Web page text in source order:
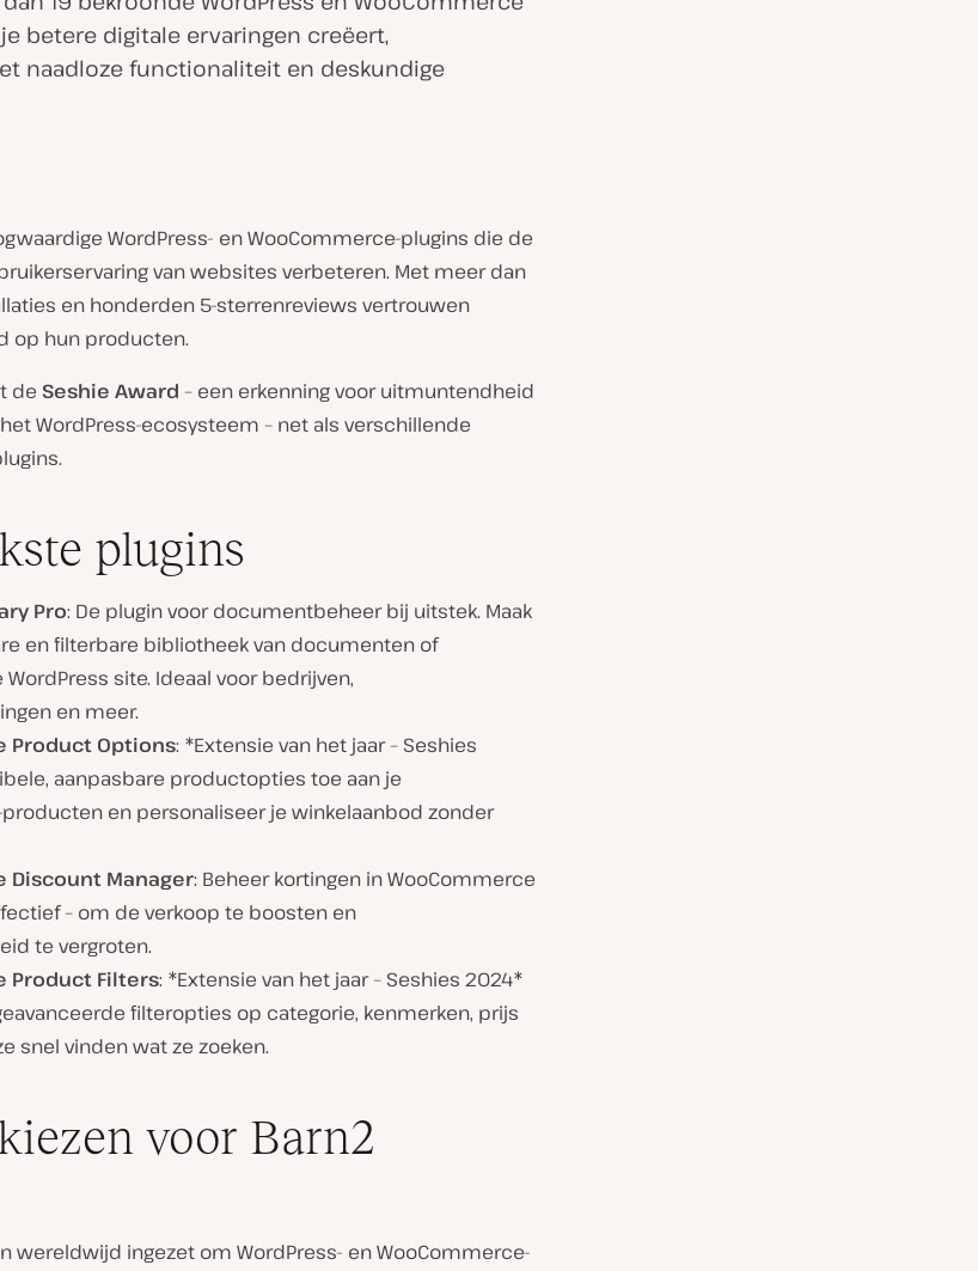
betere digitale ervaringen creëert,
naadloze functionaliteit en deskundige
WordPress- en WooCommerce-plugins die de
van websites verbeteren. Met meer dan
en honderden 5-sterrenreviews vertrouwen
op hun producten.
de Seshie Award – een erkenning voor uitmuntendheid
WordPress-ecosysteem – net als verschillende
plugins
Pro: De plugin voor documentbeheer bij uitstek. Maak
en filterbare bibliotheek van documenten of
site. Ideaal voor bedrijven,
en meer.
Product Options: *Extensie van het jaar – Seshies
aanpasbare productopties toe aan je
en personaliseer je winkelaanbod zonder
Discount Manager: Beheer kortingen in WooCommerce
– om de verkoop te boosten en
te vergroten.
Product Filters: *Extensie van het jaar – Seshies 2024*
filteropties op categorie, kenmerken, prijs
snel vinden wat ze zoeken.
voor Barn2
wereldwijd ingezet om WordPress- en WooCommerce-